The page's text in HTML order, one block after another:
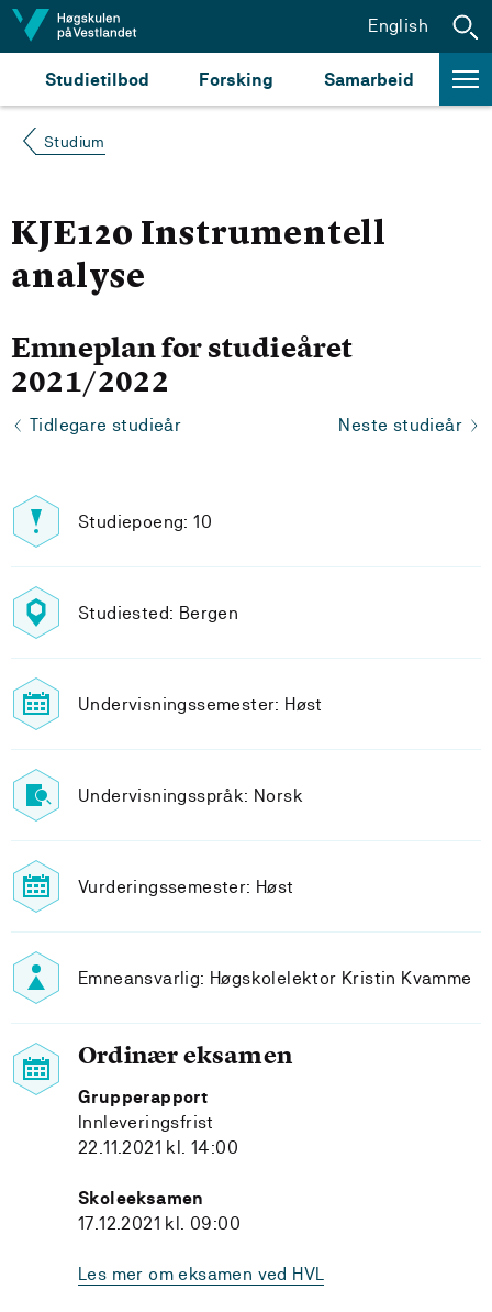
Hopp til innhald
Studietilbod Forsking Samarbeid
English
Studium
KJE120 Instrumentell
analyse
Emneplan for studieåret
2021/2022
Tidlegare studieår Neste studieår
Studiepoeng: 10
Studiested: Bergen
Undervisningssemester: Høst
Undervisningsspråk: Norsk
Vurderingssemester: Høst
Emneansvarlig: Høgskolelektor Kristin Kvamme
Ordinær eksamen
Grupperapport
Innleveringsfrist
22.11.2021 kl. 14:00
Skoleeksamen
17.12.2021 kl. 09:00
Les mer om eksamen ved HVL